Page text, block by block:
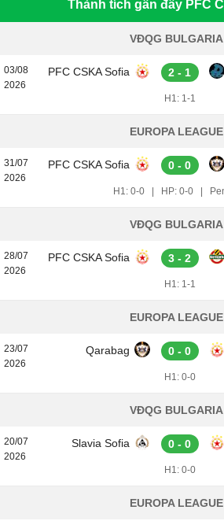
Thành tích gần đây PFC
VĐQG BULGARIA
03/08
2026
PFC CSKA Sofia 2 - 1
H1: 1-1
EUROPA LEAGUE
31/07
2026
PFC CSKA Sofia 0 - 0
H1: 0-0 HP: 0-0
VĐQG BULGARIA
28/07
2026
PFC CSKA Sofia 3 - 2
H1: 1-1
EUROPA LEAGUE
23/07
2026
Qarabag 0 - 0
H1: 0-0
VĐQG BULGARIA
20/07
2026
Slavia Sofia 0 - 0
H1: 0-0
EUROPA LEAGUE